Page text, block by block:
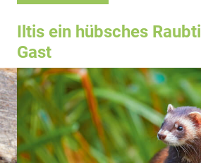
Iltis ein hübsches
Gast